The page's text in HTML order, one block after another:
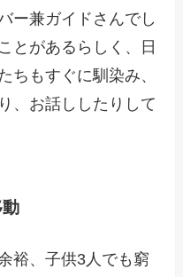
ー兼ガイドさんでし
とがあるらしく、日
ちもすぐに馴染み、
、お話ししたりして
裕、子供3人でも窮